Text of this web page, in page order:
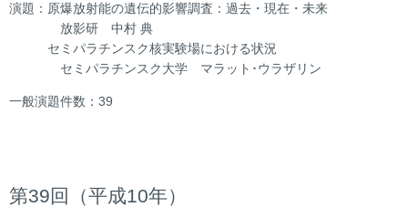
演題：原爆放射能の遺伝的影響調査：過去・現在・未来
放影研 中村 典
セミパラチンスク核実験場における状況
セミパラチンスク大学 マラット･ウラザリン
一般演題件数：39
第39回（平成10年）